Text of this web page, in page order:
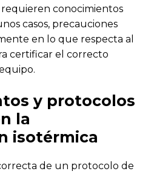
conocimientos
casos, precauciones
en lo que respecta al
certificar el correcto
y protocolos
la
isotérmica
de un protocolo de